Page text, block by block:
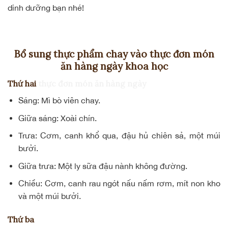
dinh dưỡng bạn nhé!
Bổ sung thực phẩm chay vào thực đơn món
ăn hàng ngày khoa học
Thứ hai
Sáng: Mì bò viên chay.
Giữa sáng: Xoài chín.
Trưa: Cơm, canh khổ qua, đậu hủ chiên sả, một múi
bưởi.
Giữa trưa: Một ly sữa đậu nành không đường.
Chiều: Cơm, canh rau ngót nấu nấm rơm, mít non kho
và một múi bưởi.
Thứ ba